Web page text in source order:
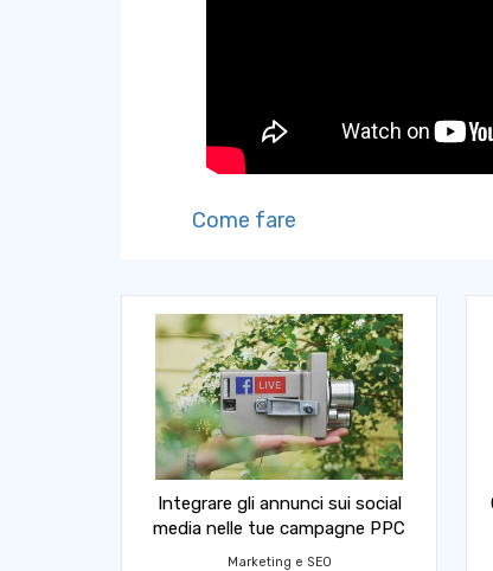
Come fare
Integrare gli annunci sui social
media nelle tue campagne PPC
Marketing e SEO